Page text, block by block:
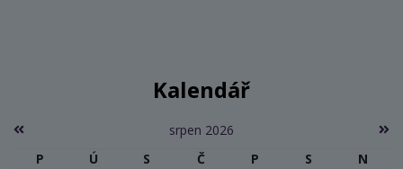
Kalendář
srpen 2026
P
Ú S Č P S
N